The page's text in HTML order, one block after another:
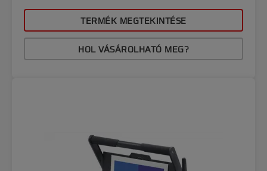
TERMÉK MEGTEKINTÉSE
HOL VÁSÁROLHATÓ MEG?